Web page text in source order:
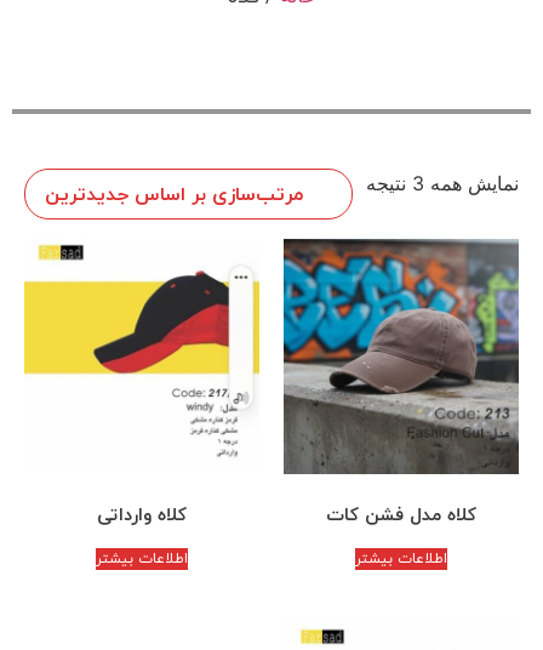
نمایش همه 3 نتیجه
کلاه مدل فشن کات
اطلاعات بیشتر
کلاه وارداتی
اطلاعات بیشتر